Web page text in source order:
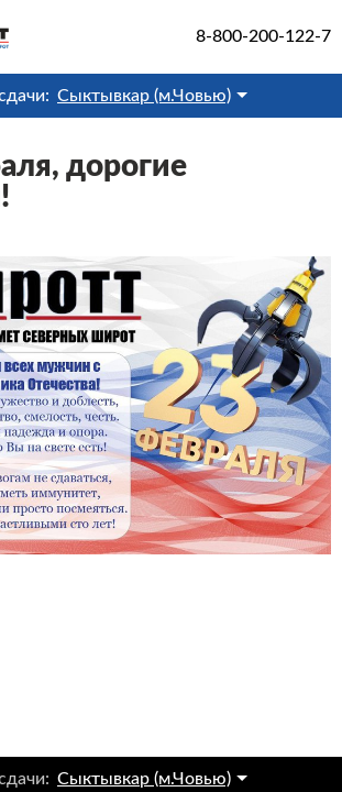
8-800-200-122-7
Сыктывкар (м.Човью)
дорогие
Сыктывкар (м.Човью)